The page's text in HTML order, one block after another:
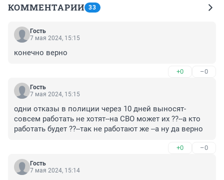
КОММЕНТАРИИ 33
Гость
7 мая 2024, 15:15
конечно верно
+0 –0
Гость
7 мая 2024, 15:15
одни отказы в полиции через 10 дней выносят-
совсем работать не хотят--на СВО может их ??--а кто
работать будет ??--так не работают же --а ну да верно
+0 –0
Гость
7 мая 2024, 15:14